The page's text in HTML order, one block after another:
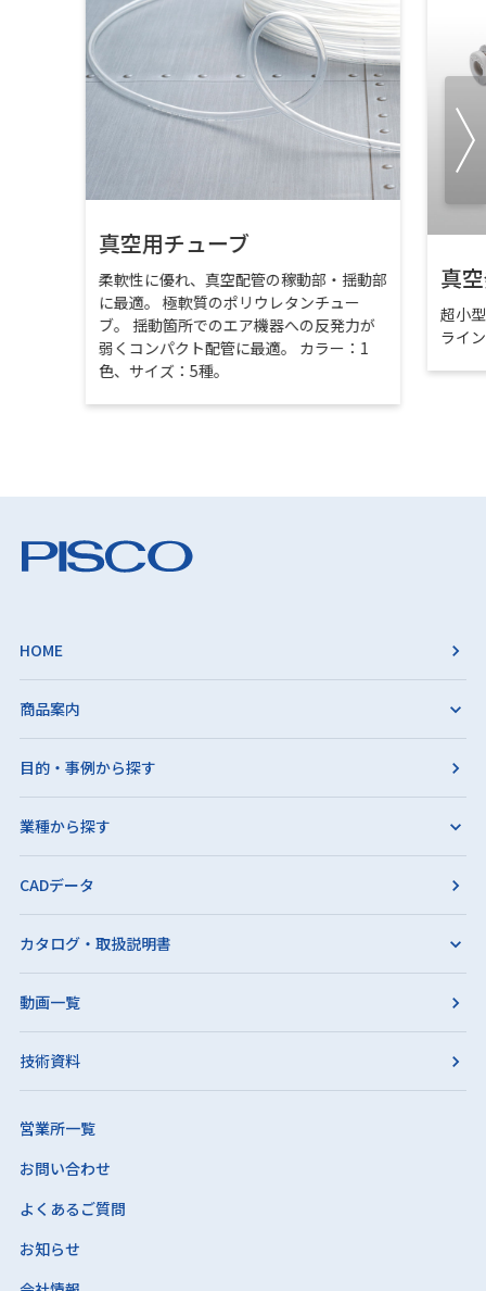
真空用チューブ
柔軟性に優れ、真空配管の稼動部・揺動部
に最適。 極軟質のポリウレタンチュー
ブ。 揺動箇所でのエア機器への反発力が
弱くコンパクト配管に最適。 カラー：1
色、サイズ：5種。
真
超小
ライ
HOME
商品案内
目的・事例から探す
業種から探す
CADデータ
カタログ・取扱説明書
動画一覧
技術資料
営業所一覧
お問い合わせ
よくあるご質問
お知らせ